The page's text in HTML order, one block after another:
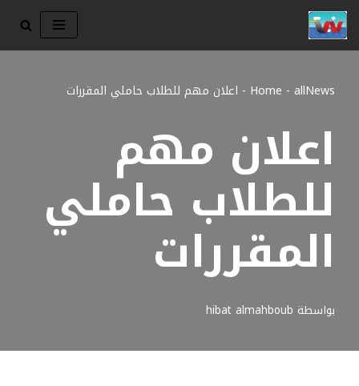
تخطى
المحتوى
Home - allNews
- اعلان مهم للطلاب حاملي المقررات
اعلان مهم
للطلاب حاملي
المقررات
بواسطة hibat almahboub